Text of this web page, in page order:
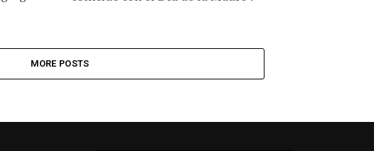
MORE POSTS